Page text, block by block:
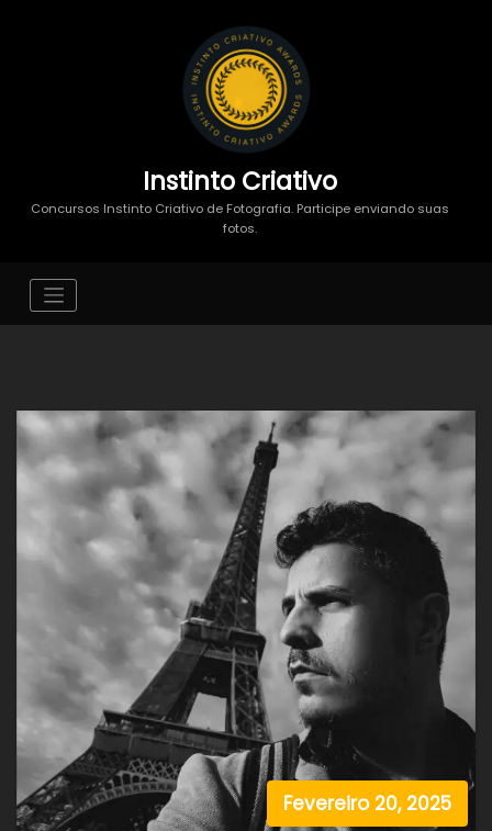
Instinto Criativo
Concursos Instinto Criativo de Fotografia. Participe enviando suas
fotos.
Fevereiro 20, 2025